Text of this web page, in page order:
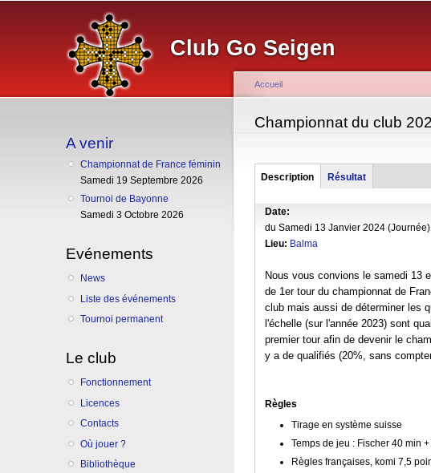
Club Go Seigen
A venir
Championnat de France féminin
Samedi 19 Septembre 2026
Tournoi de Bayonne
Samedi 3 Octobre 2026
Evénements
News
Liste des événements
Tournoi permanent
Le club
Fonctionnement
Licences
Contacts
Où jouer ?
Bibliothèque
Vous êtes ici
Accueil
Championnat du club
Groupe
Description (onglet
Résultat
Date:
duSamedi 13 Janvier 2024 (Journée)
Lieu: Balma
Nous vous convions le samedi 13
de 1er tour du championnat de
club mais aussi de déterminer les
l'échelle (sur l'année 2023) sont
premier tour afin de devenir le
y a de qualifiés (20%, sans
Règles
Tirage en système suisse
Temps de jeu : Fischer 40 min
Règles françaises, komi 7,5